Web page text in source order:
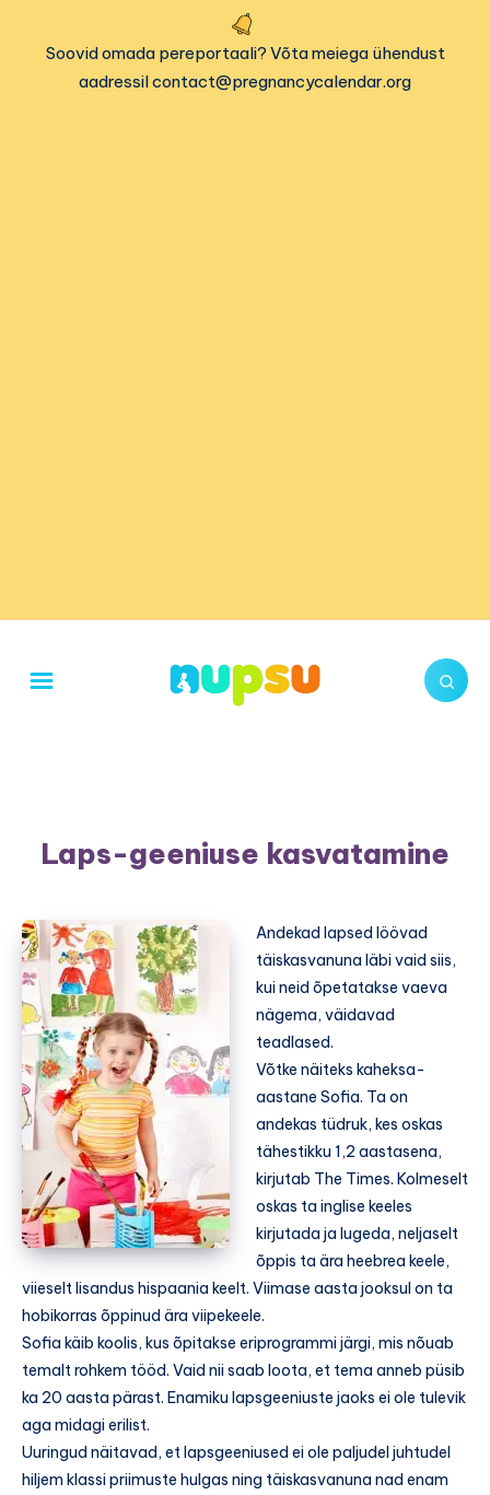
Soovid omada pereportaali? Võta meiega ühendust
aadressil contact@pregnancycalendar.org
Laps-geeniuse kasvatamine
Andekad lapsed löövad
täiskasvanuna läbi vaid siis,
kui neid õpetatakse vaeva
nägema, väidavad
teadlased.
Võtke näiteks kaheksa-
aastane Sofia. Ta on
andekas tüdruk, kes oskas
tähestikku 1,2 aastasena,
kirjutab The Times. Kolmeselt
oskas ta inglise keeles
kirjutada ja lugeda, neljaselt
õppis ta ära heebrea keele,
viieselt lisandus hispaania keelt. Viimase aasta jooksul on ta
hobikorras õppinud ära viipekeele.
Sofia käib koolis, kus õpitakse eriprogrammi järgi, mis nõuab
temalt rohkem tööd. Vaid nii saab loota, et tema anneb püsib
ka 20 aasta pärast. Enamiku lapsgeeniuste jaoks ei ole tulevik
aga midagi erilist.
Uuringud näitavad, et lapsgeeniused ei ole paljudel juhtudel
hiljem klassi priimuste hulgas ning täiskasvanuna nad enam